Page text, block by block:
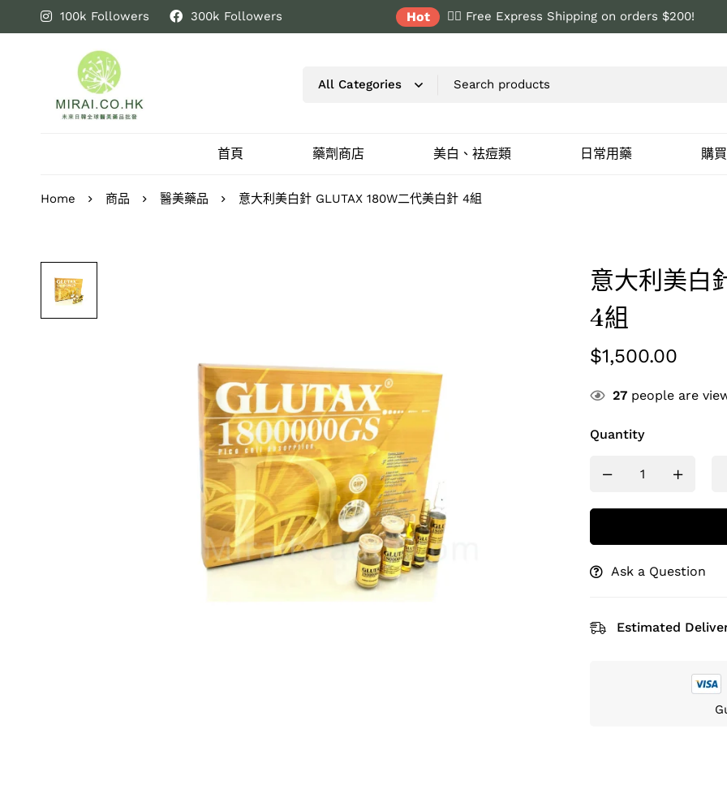
100k Followers 300k Followers Hot ✌🏼 Free Express Shipping on orders $200!
首頁 藥劑商店 美白、袪痘類 日常用藥 購
Home 商品 醫美藥品 意大利美白針 GLUTAX 180W二代美白針 4組
意大利美白
4組
$1,500.00
27 people are
Quantity
Ask a Question
Estimated